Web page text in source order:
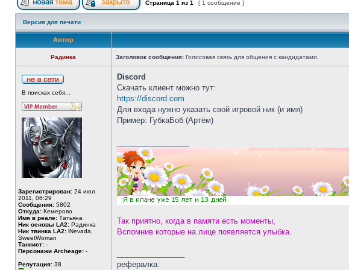
Страница 1 из 1 [ 1 сообщение ]
Версия для печати
Автор
Радинка Заголовок сообщения: Голосовая связь для общения с кандидатами.
В поисках себя...
Зарегистрирован: 24 июл
2011, 06:29
Сообщения: 5802
Откуда: Кемерово
Имя в реале: Татьяна
Ник основы LA2: Радинка
Ник твинка LA2: lNevada,
SweetWoman
Танкист: -
Персонажи Archeage: -
Репутация: 38
Discord
Скачать клиент можно тут:
https://discord.com
Для входа нужно указать свой игровой ник (и имя)
Пример: ГубкаБоб (Артём)
Так приятно, когда в памяти есть моменты,
Вспомнив которые на лице появляется улыбка.
рефералка: